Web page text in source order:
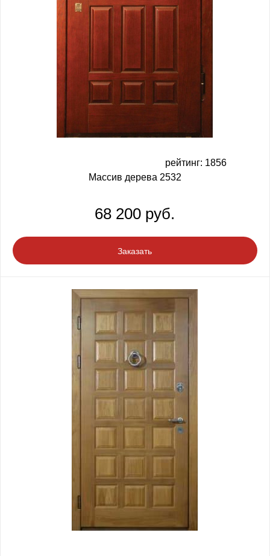
рейтинг: 1856
Массив дерева 2532
68 200 руб.
Заказать